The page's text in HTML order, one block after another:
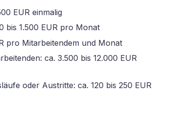
EUR einmalig
bis 1.500 EUR pro Monat
pro Mitarbeitendem und Monat
ca. 3.500 bis 12.000 EUR
oder Austritte: ca. 120 bis 250 EUR